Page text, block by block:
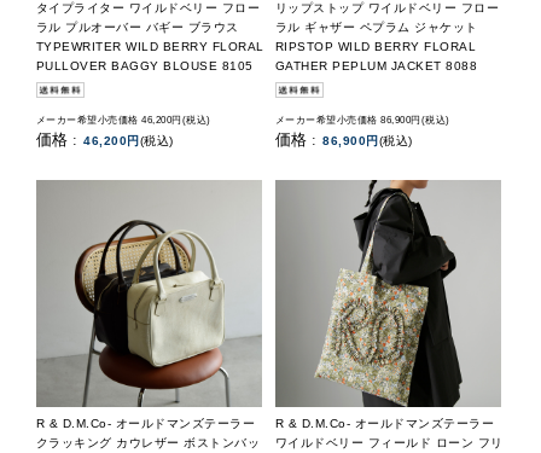
タイプライター ワイルドベリー フロー
ラル プルオーバー バギー ブラウス
TYPEWRITER WILD BERRY FLORAL
PULLOVER BAGGY BLOUSE 8105
メーカー希望小売価格 46,200円(税込)
価格 : 46,200円(税込)
リップストップ ワイルドベリー フロー
ラル ギャザー ペプラム ジャケット
RIPSTOP WILD BERRY FLORAL
GATHER PEPLUM JACKET 8088
メーカー希望小売価格 86,900円(税込)
価格 : 86,900円(税込)
R & D.M.Co- オールドマンズテーラー
クラッキング カウレザー ボストンバッ
R & D.M.Co- オールドマンズテーラー
ワイルドベリー フィールド ローン フリ